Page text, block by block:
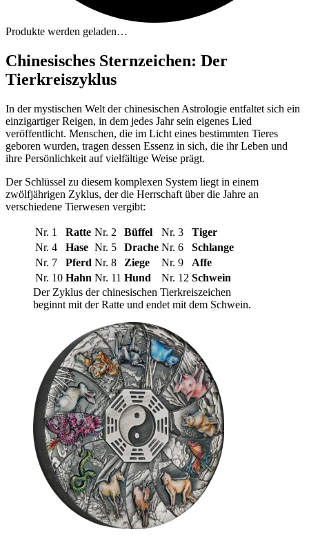
Produkte werden geladen…
Chinesisches Sternzeichen: Der
Tierkreiszyklus
In der mystischen Welt der chinesischen Astrologie entfaltet sich ein
einzigartiger Reigen, in dem jedes Jahr sein eigenes Lied
veröffentlicht. Menschen, die im Licht eines bestimmten Tieres
geboren wurden, tragen dessen Essenz in sich, die ihr Leben und
ihre Persönlichkeit auf vielfältige Weise prägt.
Der Schlüssel zu diesem komplexen System liegt in einem
zwölfjährigen Zyklus, der die Herrschaft über die Jahre an
verschiedene Tierwesen vergibt:
Nr. 1 Ratte Nr. 2 Büffel Nr. 3
Tiger
Nr. 4
Hase Nr. 5 Drache Nr. 6
Schlange
Nr. 7
Pferd Nr. 8 Ziege Nr. 9
Affe
Nr. 10 Hahn Nr. 11 Hund Nr. 12 Schwein
Der Zyklus der chinesischen Tierkreiszeichen
beginnt mit der Ratte und endet mit dem Schwein.